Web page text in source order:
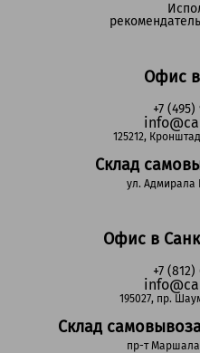
Офис
+7
125212,
Склад
ул. Адмирала
Офис в
+7
195027, пр.
Склад
пр-т